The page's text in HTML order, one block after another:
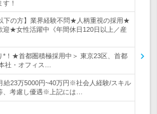
！
下の方】業界経験不問★人柄重視の採用★
迎★女性活躍中《年間休日120日以上／産
*！★首都圏積極採用中＞ 東京23区、首都
社・オフィス…
給23万5000円~40万円※社会人経験/スキル
、考慮し優遇※上記には…